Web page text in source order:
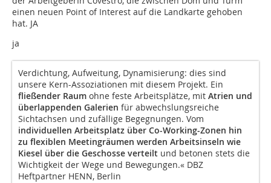
einen neuen Point of Interest auf die Landkarte gehoben
hat. JA
ja
Verdichtung, Aufweitung, Dynamisierung: dies sind
unsere Kern-Assoziationen mit diesem Projekt. Ein
fließender Raum ohne feste Arbeitsplätze, mit Atrien und
überlappenden Galerien für abwechslungsreiche
Sichtachsen und zufällige Begegnungen. Vom
individuellen Arbeitsplatz über Co-Working-Zonen hin
zu flexiblen Meetingräumen werden Arbeitsinseln wie
Kiesel über die Geschosse verteilt und betonen stets die
Wichtigkeit der Wege und Bewegungen.« DBZ
Heftpartner HENN, Berlin